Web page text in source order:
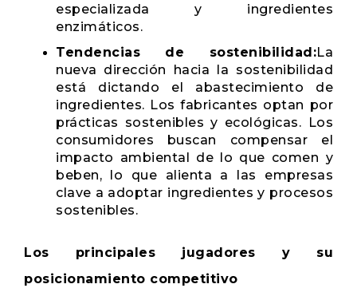
especializada y ingredientes
enzimáticos.
Tendencias de sostenibilidad:La
nueva dirección hacia la sostenibilidad
está dictando el abastecimiento de
ingredientes. Los fabricantes optan por
prácticas sostenibles y ecológicas. Los
consumidores buscan compensar el
impacto ambiental de lo que comen y
beben, lo que alienta a las empresas
clave a adoptar ingredientes y procesos
sostenibles.
Los principales jugadores y su
posicionamiento competitivo